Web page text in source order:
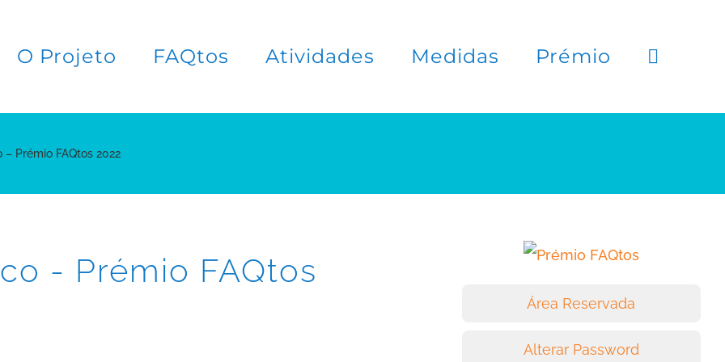
O Projeto FAQtos Atividades Medidas Prémio
Prémio FAQtos 2022
- Prémio FAQtos
Área Reservada
Alterar Password